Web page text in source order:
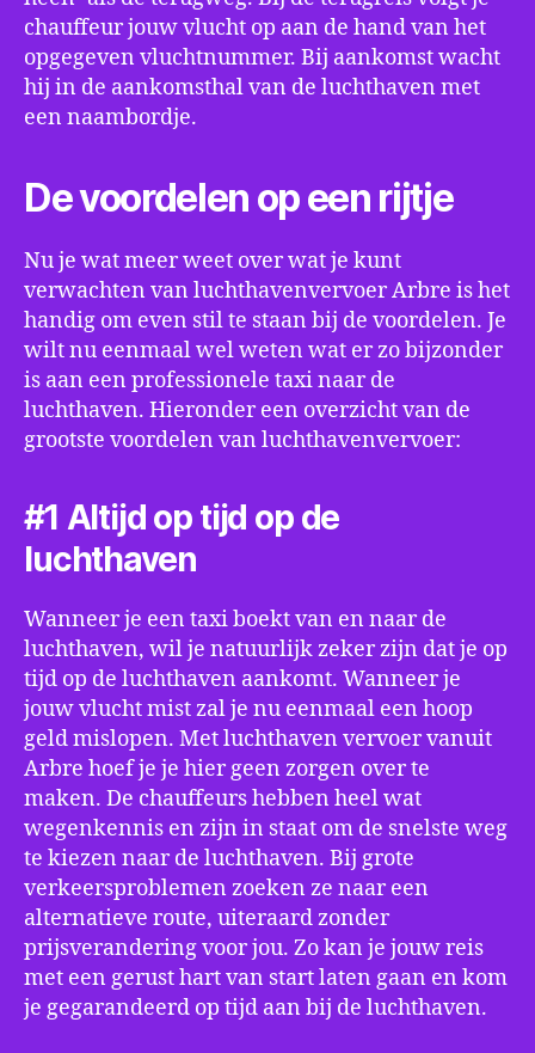
chauffeur jouw vlucht op aan de hand van het
opgegeven vluchtnummer. Bij aankomst wacht
hij in de aankomsthal van de luchthaven met
een naambordje.
De voordelen op een rijtje
Nu je wat meer weet over wat je kunt
verwachten van luchthavenvervoer Arbre is het
handig om even stil te staan bij de voordelen. Je
wilt nu eenmaal wel weten wat er zo bijzonder
is aan een professionele taxi naar de
luchthaven. Hieronder een overzicht van de
grootste voordelen van luchthavenvervoer:
#1 Altijd op tijd op de
luchthaven
Wanneer je een taxi boekt van en naar de
luchthaven, wil je natuurlijk zeker zijn dat je op
tijd op de luchthaven aankomt. Wanneer je
jouw vlucht mist zal je nu eenmaal een hoop
geld mislopen. Met luchthaven vervoer vanuit
Arbre hoef je je hier geen zorgen over te
maken. De chauffeurs hebben heel wat
wegenkennis en zijn in staat om de snelste weg
te kiezen naar de luchthaven. Bij grote
verkeersproblemen zoeken ze naar een
alternatieve route, uiteraard zonder
prijsverandering voor jou. Zo kan je jouw reis
met een gerust hart van start laten gaan en kom
je gegarandeerd op tijd aan bij de luchthaven.